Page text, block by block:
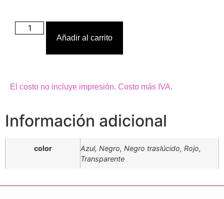
Añadir al carrito
El costo no incluye impresión. Costo más IVA.
Información adicional
color
Azul, Negro, Negro traslúcido, Rojo,
Transparente